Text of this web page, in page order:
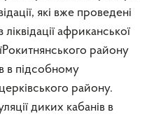
які вже проведені
африканської
району
в підсобному
району.
диких кабанів в